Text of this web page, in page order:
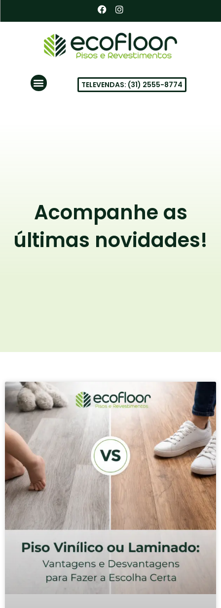
F
a
c
b
o
o
I
n
s
t
a
r
m
Menu
TELEVENDAS: (31) 2555-8774
Acompanhe as
últimas novidades!